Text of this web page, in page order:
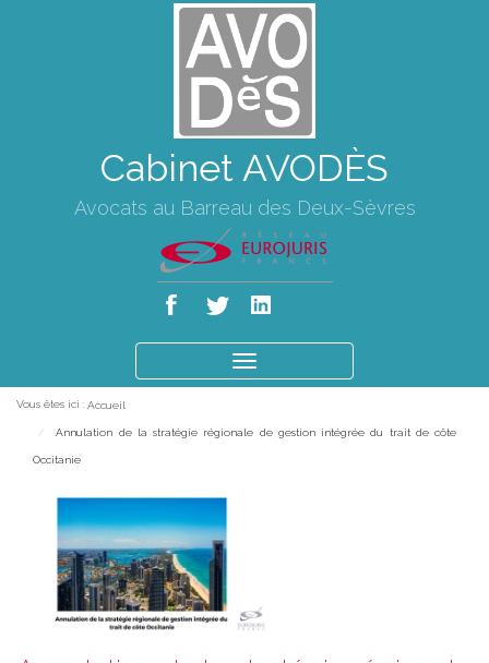
Cabinet AVODÈS
Avocats au Barreau des Deux-Sèvres
le
Vous êtes ici : Accueil
Annulation de la stratégie régionale de gestion intégrée du trait de côte
Occitanie